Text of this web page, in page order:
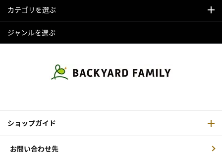
カテゴリを選ぶ
ジャンルを選ぶ
ショップガイド
お問い合わせ先